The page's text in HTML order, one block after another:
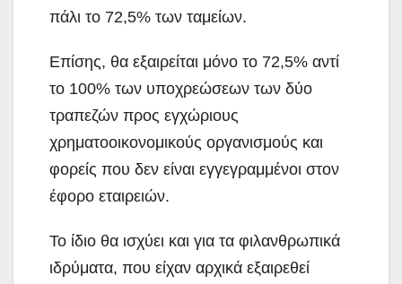
πάλι το 72,5% των ταμείων.
Επίσης, θα εξαιρείται μόνο το 72,5% αντί
το 100% των υποχρεώσεων των δύο
τραπεζών προς εγχώριους
χρηματοοικονομικούς οργανισμούς και
φορείς που δεν είναι εγγεγραμμένοι στον
έφορο εταιρειών.
Το ίδιο θα ισχύει και για τα φιλανθρωπικά
ιδρύματα, που είχαν αρχικά εξαιρεθεί